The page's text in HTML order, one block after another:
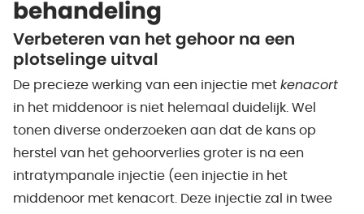
behandeling
Verbeteren van het gehoor na een
plotselinge uitval
De precieze werking van een injectie met kenacort
in het middenoor is niet helemaal duidelijk. Wel
tonen diverse onderzoeken aan dat de kans op
herstel van het gehoorverlies groter is na een
intratympanale injectie (een injectie in het
middenoor met kenacort. Deze injectie zal in twee